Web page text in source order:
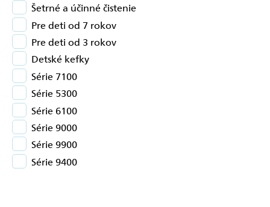
Šetrné a účinné čistenie
Pre deti od 7 rokov
Pre deti od 3 rokov
Detské kefky
Série 7100
Série 5300
Série 6100
Série 9000
Série 9900
Série 9400